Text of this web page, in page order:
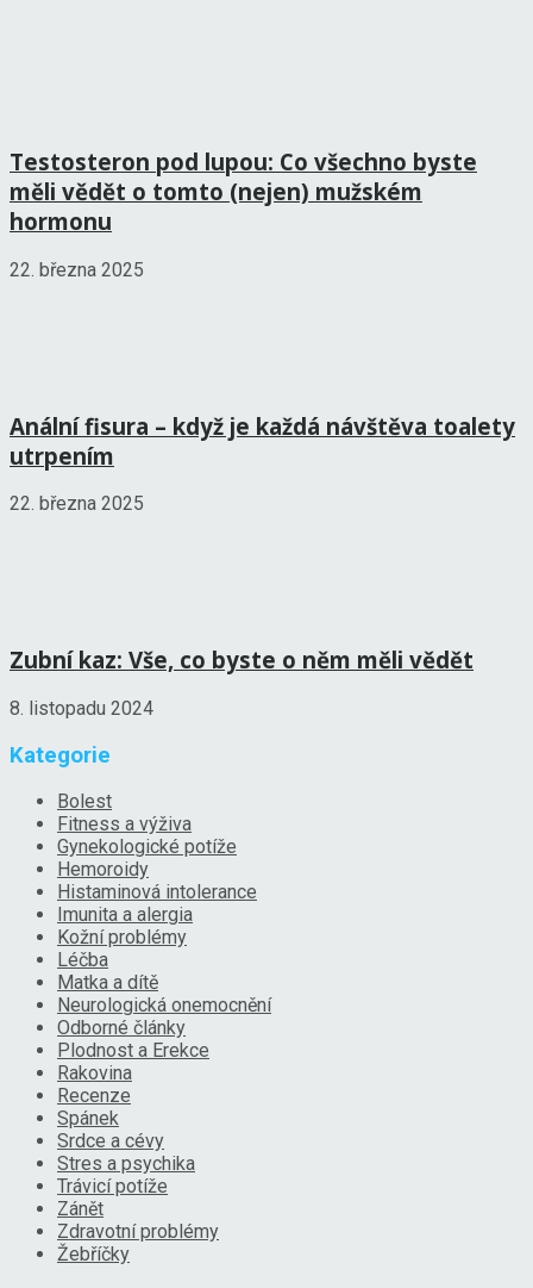
Testosteron pod lupou: Co všechno byste
měli vědět o tomto (nejen) mužském
hormonu
22. března 2025
Anální fisura – když je každá návštěva toalety
utrpením
22. března 2025
Zubní kaz: Vše, co byste o něm měli vědět
8. listopadu 2024
Kategorie
Bolest
Fitness a výživa
Gynekologické potíže
Hemoroidy
Histaminová intolerance
Imunita a alergia
Kožní problémy
Léčba
Matka a dítě
Neurologická onemocnění
Odborné články
Plodnost a Erekce
Rakovina
Recenze
Spánek
Srdce a cévy
Stres a psychika
Trávicí potíže
Zánět
Zdravotní problémy
Žebříčky